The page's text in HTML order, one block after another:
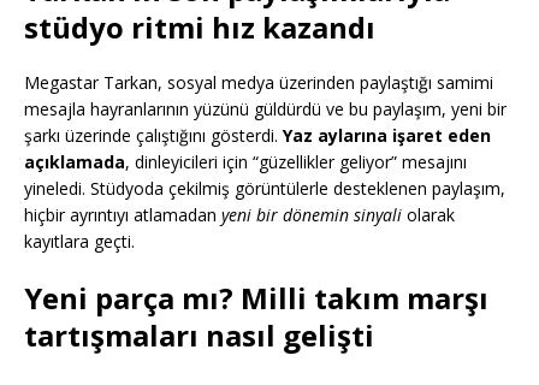
stüdyo ritmi hız kazandı
Megastar Tarkan, sosyal medya üzerinden paylaştığı samimi
mesajla hayranlarının yüzünü güldürdü ve bu paylaşım, yeni bir
şarkı üzerinde çalıştığını gösterdi. Yaz aylarına işaret eden
açıklamada, dinleyicileri için “güzellikler geliyor” mesajını
yineledi. Stüdyoda çekilmiş görüntülerle desteklenen paylaşım,
hiçbir ayrıntıyı atlamadan yeni bir dönemin sinyali olarak
kayıtlara geçti.
Yeni parça mı? Milli takım marşı
tartışmaları nasıl gelişti